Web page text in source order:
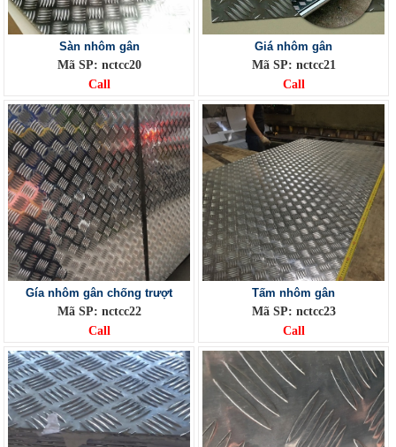
Sàn nhôm gân
Mã SP: nctcc20
Call
Giá nhôm gân
Mã SP: nctcc21
Call
Gía nhôm gân chống trượt
Mã SP: nctcc22
Call
Tấm nhôm gân
Mã SP: nctcc23
Call